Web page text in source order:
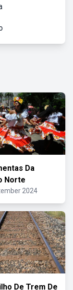
Da
Norte
2024
De Trem De